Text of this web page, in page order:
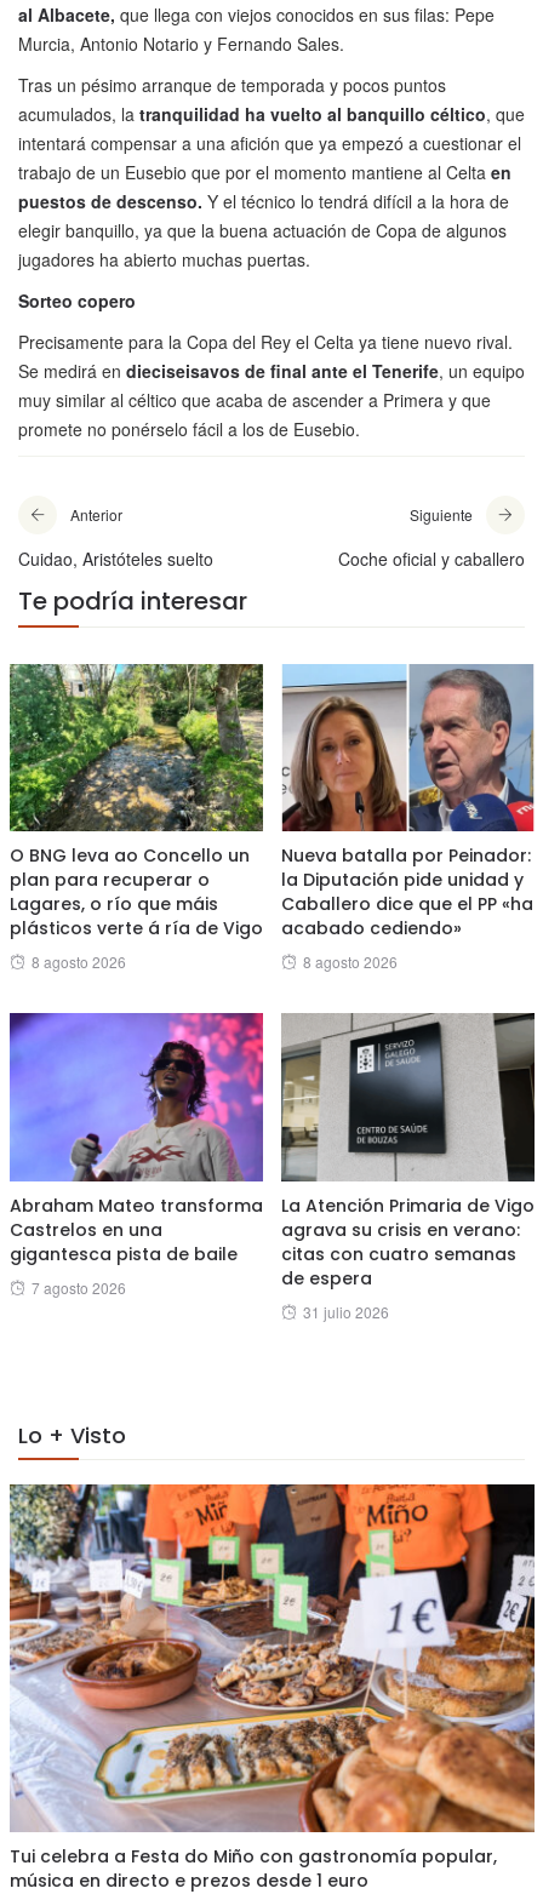
al Albacete, que llega con viejos conocidos en sus filas: Pepe
Murcia, Antonio Notario y Fernando Sales.
Tras un pésimo arranque de temporada y pocos puntos
acumulados, la tranquilidad ha vuelto al banquillo céltico, que
intentará compensar a una afición que ya empezó a cuestionar el
trabajo de un Eusebio que por el momento mantiene al Celta en
puestos de descenso. Y el técnico lo tendrá difícil a la hora de
elegir banquillo, ya que la buena actuación de Copa de algunos
jugadores ha abierto muchas puertas.
Sorteo copero
Precisamente para la Copa del Rey el Celta ya tiene nuevo rival.
Se medirá en dieciseisavos de final ante el Tenerife, un equipo
muy similar al céltico que acaba de ascender a Primera y que
promete no ponérselo fácil a los de Eusebio.
Anterior
Cuidao, Aristóteles suelto
Siguiente
Coche oficial y caballero
Te podría interesar
O BNG leva ao Concello un
plan para recuperar o
Lagares, o río que máis
plásticos verte á ría de Vigo
Posted
8 agosto 2026
Nueva batalla por Peinador:
la Diputación pide unidad y
Caballero dice que el PP «ha
acabado cediendo»
Posted
8 agosto 2026
Abraham Mateo transforma
Castrelos en una
gigantesca pista de baile
Posted
7 agosto 2026
La Atención Primaria de Vigo
agrava su crisis en verano:
citas con cuatro semanas
de espera
Posted
31 julio 2026
Lo + Visto
Tui celebra a Festa do Miño con gastronomía popular,
música en directo e prezos desde 1 euro